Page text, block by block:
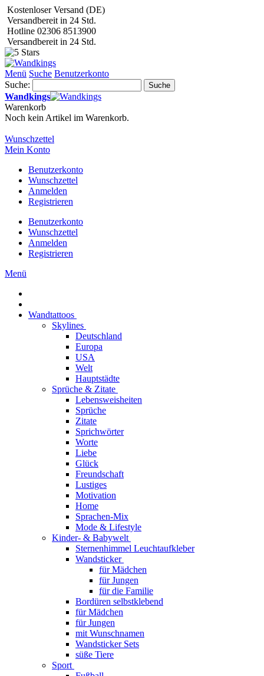
Kostenloser Versand (DE)
Versandbereit in 24 Std.
Hotline 02306 8513900
Versandbereit in 24 Std.
Menü Suche Benutzerkonto
Suche:
Suche
Wandkings
Warenkorb
Noch kein Artikel im Warenkorb.
Wunschzettel
Mein Konto
Benutzerkonto
Wunschzettel
Anmelden
Registrieren
Benutzerkonto
Wunschzettel
Anmelden
Registrieren
Menü
Wandtattoos
Skylines
Deutschland
Europa
USA
Welt
Hauptstädte
Sprüche & Zitate
Lebensweisheiten
Sprüche
Zitate
Sprichwörter
Worte
Liebe
Glück
Freundschaft
Lustiges
Motivation
Home
Sprachen-Mix
Mode & Lifestyle
Kinder- & Babywelt
Sternenhimmel Leuchtaufkleber
Wandsticker
für Mädchen
für Jungen
für die Familie
Bordüren selbstklebend
für Mädchen
für Jungen
mit Wunschnamen
Wandsticker Sets
süße Tiere
Sport